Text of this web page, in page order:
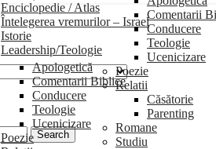
Comentarii
Conducere
Teologie
Ucenicizare
Poezie
Relatii
Căsătorie
Parenting
Romane
Studiu
Enciclopedie / Atlas
Întelegerea vremurilor – Israel
Istorie
Leadership/Teologie
Apologetică
Comentarii Biblice
Conducere
Teologie
Ucenicizare
Poezie Search